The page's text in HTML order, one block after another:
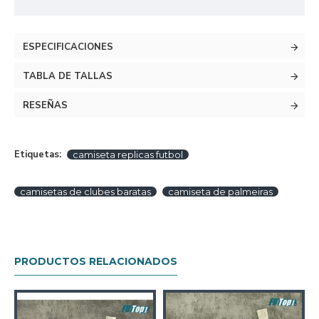
ESPECIFICACIONES
TABLA DE TALLAS
RESEÑAS
Etiquetas: camiseta replicas futbol
camisetas de clubes baratas camiseta de palmeiras
PRODUCTOS RELACIONADOS